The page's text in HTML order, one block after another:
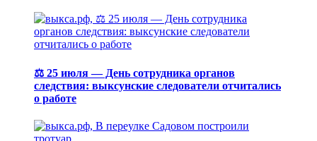
⚖️ 25 июля — День сотрудника органов
следствия: выксунские следователи отчитались
о работе